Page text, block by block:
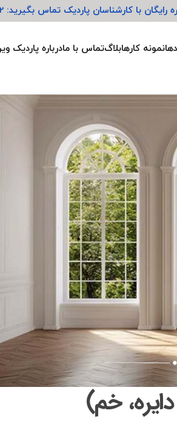
با کارشناسان پاردیک تماس بگیرید: 09128692822
نمونه کارهابلاگتماس با مادرباره پاردیک